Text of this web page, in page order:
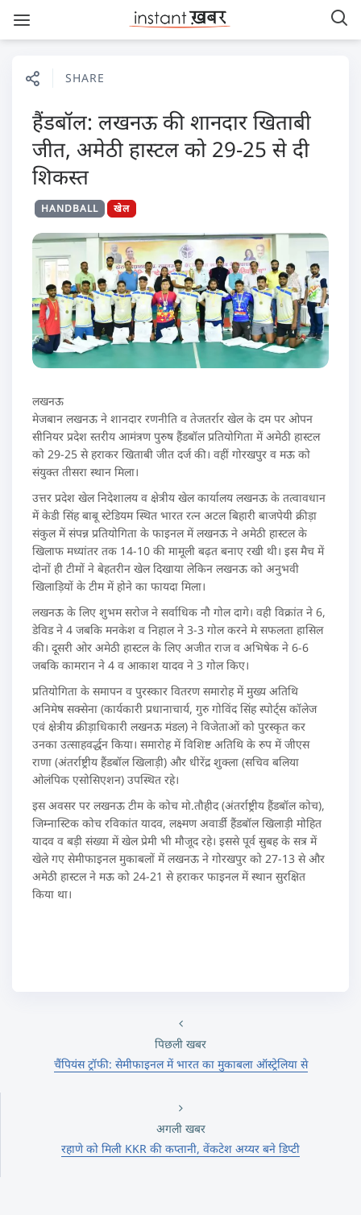
SHARE
हैंडबॉल: लखनऊ की शानदार खिताबी
जीत, अमेठी हास्टल को 29-25 से दी
शिकस्त
HANDBALL खेल
लखनऊ
मेजबान लखनऊ ने शानदार रणनीति व तेजतर्रार खेल के दम पर ओपन
सीनियर प्रदेश स्तरीय आमंत्रण पुरुष हैंडबॉल प्रतियोगिता में अमेठी हास्टल
को 29-25 से हराकर खिताबी जीत दर्ज की। वहीं गोरखपुर व मऊ को
संयुक्त तीसरा स्थान मिला।
उत्तर प्रदेश खेल निदेशालय व क्षेत्रीय खेल कार्यालय लखनऊ के तत्वावधान
में केडी सिंह बाबू स्टेडियम स्थित भारत रत्न अटल बिहारी बाजपेयी क्रीड़ा
संकुल में संपन्न प्रतियोगिता के फाइनल में लखनऊ ने अमेठी हास्टल के
खिलाफ मध्यांतर तक 14-10 की मामूली बढ़त बनाए रखी थी। इस मैच में
दोनों ही टीमों ने बेहतरीन खेल दिखाया लेकिन लखनऊ को अनुभवी
खिलाड़ियों के टीम में होने का फायदा मिला।
लखनऊ के लिए शुभम सरोज ने सर्वाधिक नौ गोल दागे। वही विक्रांत ने 6,
डेविड ने 4 जबकि मनकेश व निहाल ने 3-3 गोल करने मे सफलता हासिल
की। दूसरी ओर अमेठी हास्टल के लिए अजीत राज व अभिषेक ने 6-6
जबकि कामरान ने 4 व आकाश यादव ने 3 गोल किए।
प्रतियोगिता के समापन व पुरस्कार वितरण समारोह में मुख्य अतिथि
अनिमेष सक्सेना (कार्यकारी प्रधानाचार्य, गुरु गोविंद सिंह स्पोर्ट्स कॉलेज
एवं क्षेत्रीय क्रीड़ाधिकारी लखनऊ मंडल) ने विजेताओं को पुरस्कृत कर
उनका उत्साहवर्द्धन किया। समारोह में विशिष्ट अतिथि के रुप में जीएस
राणा (अंतर्राष्ट्रीय हैंडबॉल खिलाड़ी) और धीरेंद्र शुक्ला (सचिव बलिया
ओलंपिक एसोसिएशन) उपस्थित रहे।
इस अवसर पर लखनऊ टीम के कोच मो.तौहीद (अंतर्राष्ट्रीय हैंडबॉल कोच),
जिम्नास्टिक कोच रविकांत यादव, लक्ष्मण अवार्डी हैंडबॉल खिलाड़ी मोहित
यादव व बड़ी संख्या में खेल प्रेमी भी मौजूद रहे। इससे पूर्व सुबह के सत्र में
खेले गए सेमीफाइनल मुकाबलों में लखनऊ ने गोरखपुर को 27-13 से और
अमेठी हास्टल ने मऊ को 24-21 से हराकर फाइनल में स्थान सुरक्षित
किया था।
पिछली खबर
चैंपियंस ट्रॉफी: सेमीफाइनल में भारत का मुकाबला ऑस्ट्रेलिया से
अगली खबर
रहाणे को मिली KKR की कप्तानी, वेंकटेश अय्यर बने डिप्टी